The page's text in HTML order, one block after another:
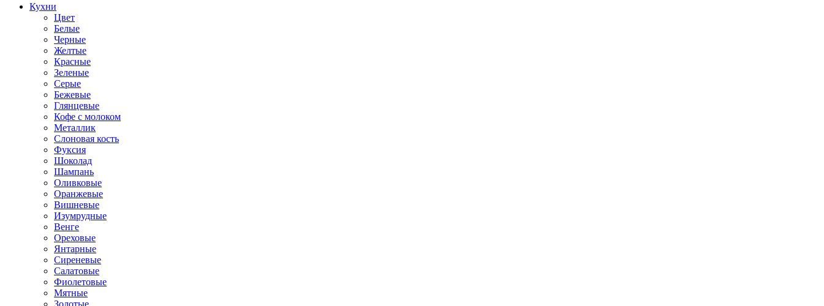
Кухни
Цвет
Белые
Черные
Желтые
Красные
Зеленые
Серые
Бежевые
Глянцевые
Кофе с молоком
Металлик
Слоновая кость
Фуксия
Шоколад
Шампань
Оливковые
Оранжевые
Вишневые
Изумрудные
Венге
Ореховые
Янтарные
Сиреневые
Салатовые
Фиолетовые
Мятные
Золотые